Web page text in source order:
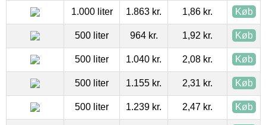
1.000 liter 1.863 kr. 1,86 kr. Køb
500 liter 964 kr. 1,92 kr. Køb
500 liter 1.040 kr. 2,08 kr. Køb
500 liter 1.155 kr. 2,31 kr. Køb
500 liter 1.239 kr. 2,47 kr. Køb